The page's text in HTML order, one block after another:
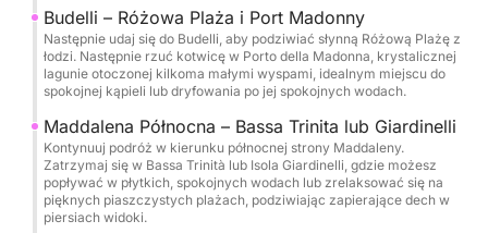
Chociaż dostęp do plaży jest ograniczony, będziesz
mieć niezrównany widok z łodzi, co sprawi, że
będzie to niezapomniany moment.
Następnie wycieczka kontynuuje na spokojniejszym,
bardziej surowym północnym wybrzeżu wyspy
Maddalena, gdzie dramatyczne klify i ukryte
zatoczki tworzą krajobraz, który wydaje się daleki
od tłumów. Tutaj możesz podziwiać panoramiczne
Budelli – Różowa Plaża i Port Madonny
Następnie udaj się do Budelli, aby podziwiać słynną Różową Plażę z
łodzi. Następnie rzuć kotwicę w Porto della Madonna, krystalicznej
lagunie otoczonej kilkoma małymi wyspami, idealnym miejscu do
spokojnej kąpieli lub dryfowania po jej spokojnych wodach.
Maddalena Północna – Bassa Trinita lub Giardinelli
Kontynuuj podróż w kierunku północnej strony Maddaleny.
Zatrzymaj się w Bassa Trinità lub Isola Giardinelli, gdzie możesz
popływać w płytkich, spokojnych wodach lub zrelaksować się na
pięknych piaszczystych plażach, podziwiając zapierające dech w
piersiach widoki.